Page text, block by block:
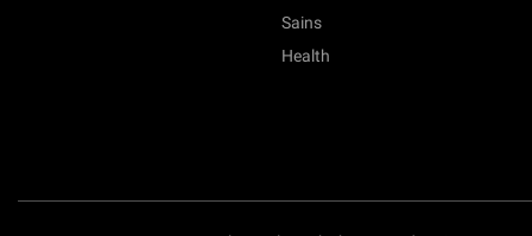
Sains
Health